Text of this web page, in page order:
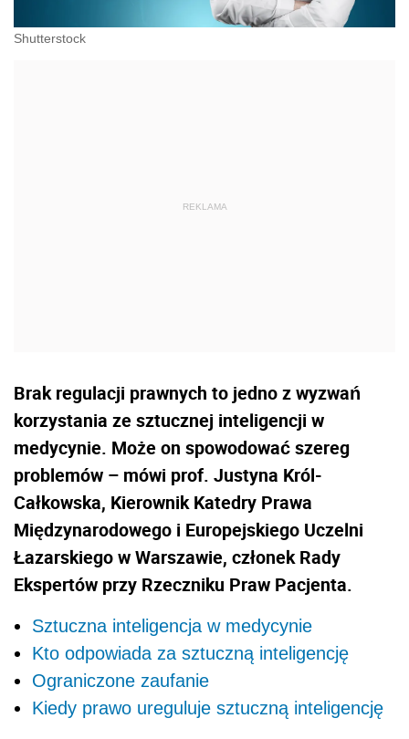
Shutterstock
Brak regulacji prawnych to jedno z wyzwań
korzystania ze sztucznej inteligencji w
medycynie. Może on spowodować szereg
problemów – mówi prof. Justyna Król-
Całkowska, Kierownik Katedry Prawa
Międzynarodowego i Europejskiego Uczelni
Łazarskiego w Warszawie, członek Rady
Ekspertów przy Rzeczniku Praw Pacjenta.
Sztuczna inteligencja w medycynie
Kto odpowiada za sztuczną inteligencję
Ograniczone zaufanie
Kiedy prawo ureguluje sztuczną inteligencję